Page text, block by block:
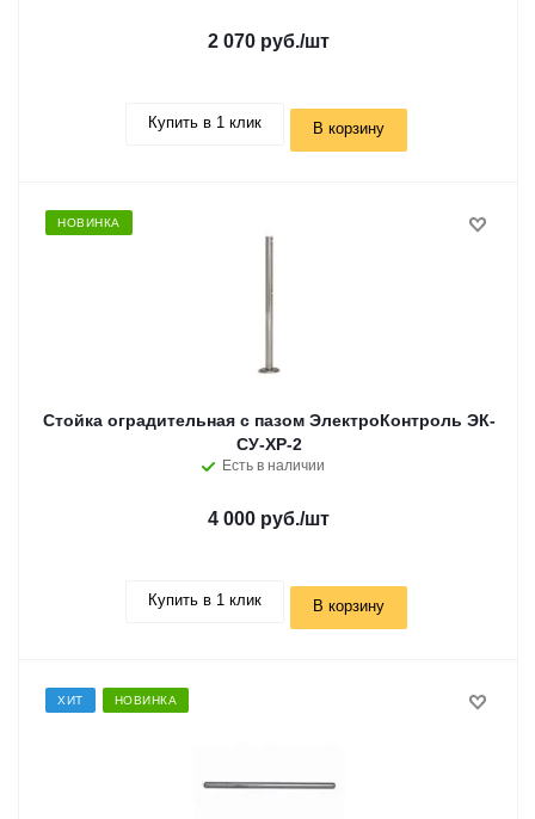
2 070 руб./шт
Купить в 1 клик В корзину
НОВИНКА
Стойка оградительная с пазом ЭлектроКонтроль ЭК-
СУ-ХР-2
Есть в наличии
4 000 руб./шт
Купить в 1 клик В корзину
ХИТ НОВИНКА